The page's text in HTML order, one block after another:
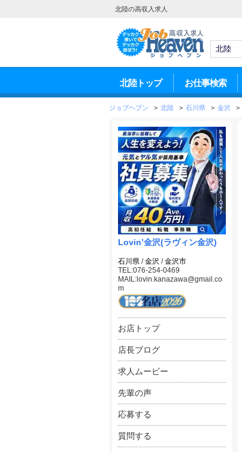
北陸の高収入求人
北陸トップ お仕事検索
ジョブヘブン > 北陸 > 石川県 > 金沢 >
Lovin’金沢(ラヴィン金沢)
石川県 /金沢 /金沢市
TEL:076-254-0469
MAIL:lovin.kanazawa@gmail.co
m
お店トップ
店長ブログ
求人ムービー
先輩の声
応募する
質問する